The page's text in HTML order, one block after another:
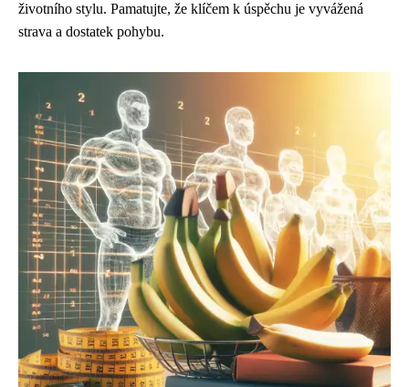
životního stylu. Pamatujte, že klíčem k úspěchu je vyvážená
strava a dostatek pohybu.